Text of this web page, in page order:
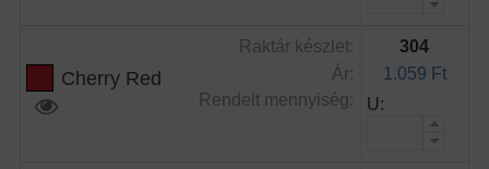
Cherry Red
Raktár készlet:
Ár:
Rendelt mennyiség:
304
1.059 Ft
U: